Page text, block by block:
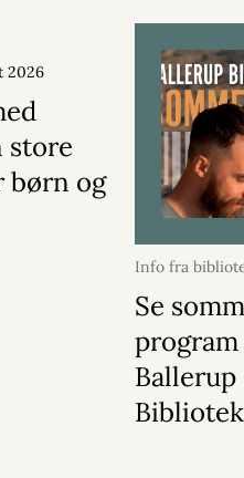
2026
store
børn og
Info fra
2026
Se
program
Ballerup